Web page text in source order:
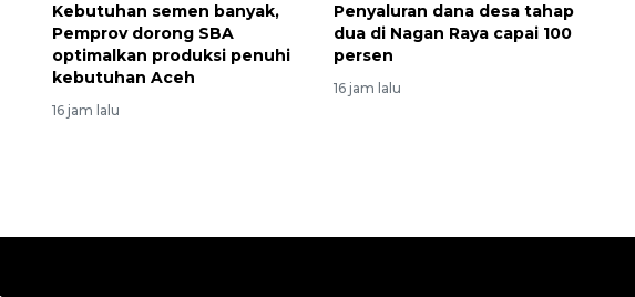
Kebutuhan semen banyak,
Pemprov dorong SBA
optimalkan produksi penuhi
kebutuhan Aceh
16 jam lalu
Penyaluran dana desa tahap
dua di Nagan Raya capai 100
persen
16 jam lalu